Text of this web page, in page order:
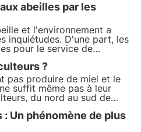
abeilles par les
et l'environnement a
inquiétudes. D'une part, les
pour le service de
d'autre part, la
phytosanitaire des
problèmes de mortalité
ruches.
?
pas produire de miel et le
suffit même pas à leur
du nord au sud de
: les abeilles sont en
: Un phénomène de plus